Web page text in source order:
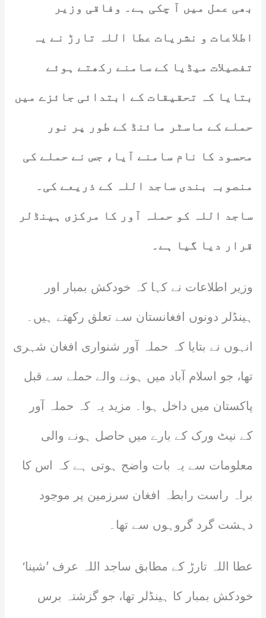
بھی عمل میں آ چکی ہے۔ وفاقی وزیر
اطلاعات و نشریات عطا اللہ تارڑ نے یہ
تفصیلات میڈیا کے سامنے رکھتے ہوئے
بتایا کہ تحقیقات کے ابتدائی جائزے میں
حملے کے ماسٹر مائنڈ کے طور پر نور
محسود کا نام سامنے آیا، جس نے حملے کی
منصوبہ بندی ساجد اللہ کے ذریعے کی۔
ساجد اللہ کو حملہ آور کا مرکزی ہینڈلر
قرار دیا گیا ہے۔
وزیر اطلاعات نے کہا کہ خودکش بمبار اور
ہینڈلر دونوں افغانستان سے تعلق رکھتے ہیں۔
انہوں نے بتایا کہ حملہ آور شنواری افغان شہری
تھا، جو اسلام آباد میں ہونے والے حملے سے قبل
پاکستان میں داخل ہوا۔ مزید یہ کہ حملہ آور
کے نیٹ ورک کے بارے میں حاصل ہونے والی
معلومات سے یہ بات واضح ہوتی ہے کہ اس کا
براہ راست رابطہ افغان سرزمین پر موجود
دہشت گرد گروہوں سے تھا۔
عطا اللہ تارڑ کے مطابق ساجد اللہ عرف ’شینا‘
خودکش بمبار کا ہینڈلر تھا، جو گزشتہ برس